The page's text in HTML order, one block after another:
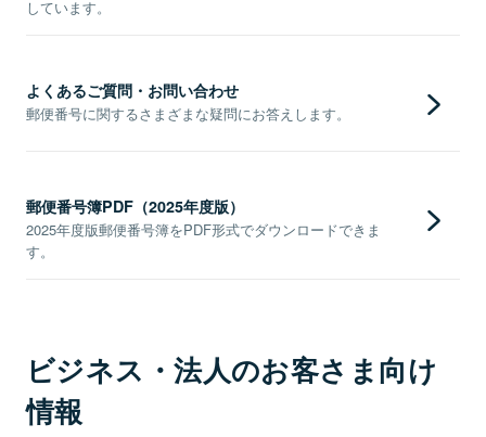
しています。
よくあるご質問・お問い合わせ
郵便番号に関するさまざまな疑問にお答えします。
郵便番号簿PDF（2025年度版）
2025年度版郵便番号簿をPDF形式でダウンロードできま
す。
ビジネス・法人のお客さま向け
情報